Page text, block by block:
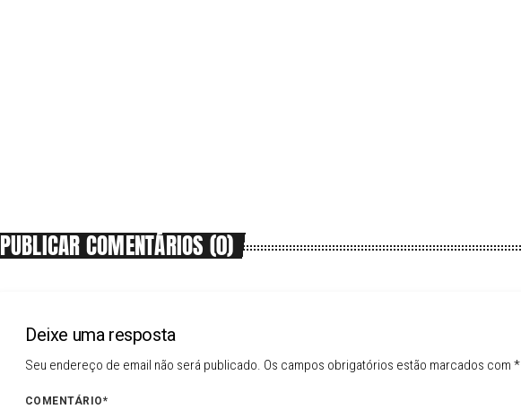
PUBLICAR COMENTÁRIOS (0)
Deixe uma resposta
Seu endereço de email não será publicado. Os campos obrigatórios estão marcados com *
COMENTÁRIO*